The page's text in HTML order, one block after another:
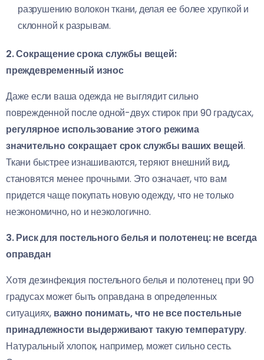
разрушению волокон ткани, делая ее более хрупкой и
склонной к разрывам.
2. Сокращение срока службы вещей:
преждевременный износ
Даже если ваша одежда не выглядит сильно
поврежденной после одной-двух стирок при 90 градусах,
регулярное использование этого режима
значительно сокращает срок службы ваших вещей.
Ткани быстрее изнашиваются, теряют внешний вид,
становятся менее прочными. Это означает, что вам
придется чаще покупать новую одежду, что не только
неэкономично, но и неэкологично.
3. Риск для постельного белья и полотенец: не всегда
оправдан
Хотя дезинфекция постельного белья и полотенец при 90
градусах может быть оправдана в определенных
ситуациях, важно понимать, что не все постельные
принадлежности выдерживают такую температуру.
Натуральный хлопок, например, может сильно сесть.